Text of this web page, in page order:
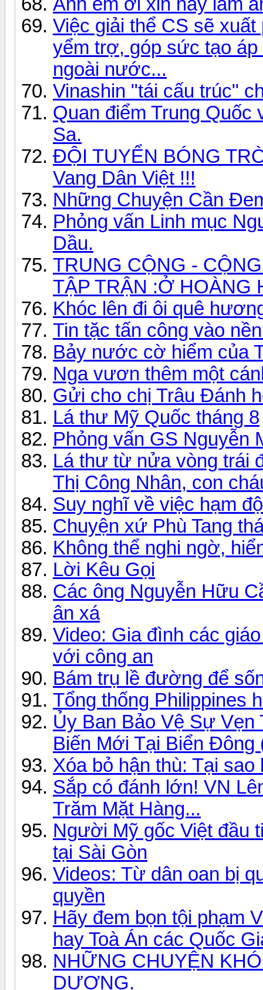
Việc giải thể CS sẽ
yểm trợ, góp sức tạo
ngoài nước...
Vinashin "tái cấu trúc"
Quan điểm Trung
Sa.
ĐỘI TUYỂN BÓNG
Vang Dân Việt !!!
Những Chuyện Cần
Phỏng vấn Linh mục
Dầu.
TRUNG CỘNG -
TẬP TRẬN :Ở HOÀNG
Khóc lên đi ôi quê
Tin tặc tấn công vào
Bảy nước cờ hiểm của
Nga vươn thêm một
Gửi cho chị Trâu Đánh
Lá thư Mỹ Quốc tháng 8
Phỏng vấn GS Nguyễn
Lá thư từ nửa vòng trái
Thị Công Nhân, con
Suy nghĩ về việc hạm
Chuyện xứ Phù Tang
Không thể nghi ngờ,
Lời Kêu Gọi
Các ông Nguyễn Hữu
ân xá
Video: Gia đình các
với công an
Bám trụ lề đường để
Tổng thống Philippines
Ủy Ban Bảo Vệ Sự Vẹn
Biến Mới Tại Biển Đông
Xóa bỏ hận thù: Tại sao
Sắp có đánh lớn! VN
Trăm Mặt Hàng...
Người Mỹ gốc Việt đầu
tại Sài Gòn
Videos: Từ dân oan bị
quyền
Hãy đem bọn tội phạm
hay Toà Án các Quốc
NHỮNG CHUYỆN
DƯƠNG.